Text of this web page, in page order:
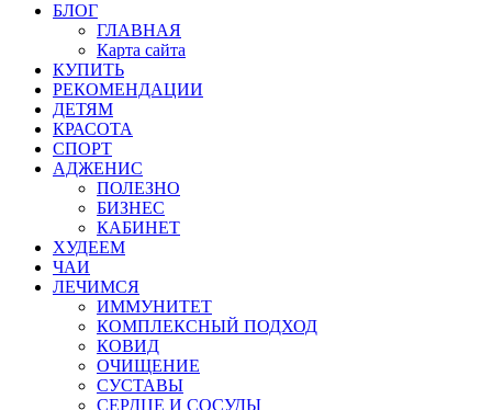
БЛОГ
ГЛАВНАЯ
Карта сайта
КУПИТЬ
РЕКОМЕНДАЦИИ
ДЕТЯМ
КРАСОТА
СПОРТ
АДЖЕНИС
ПОЛЕЗНО
БИЗНЕС
КАБИНЕТ
ХУДЕЕМ
ЧАИ
ЛЕЧИМСЯ
ИММУНИТЕТ
КОМПЛЕКСНЫЙ ПОДХОД
КОВИД
ОЧИЩЕНИЕ
СУСТАВЫ
СЕРДЦЕ И СОСУДЫ